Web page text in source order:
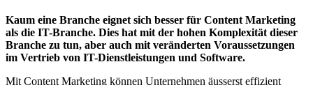
Kaum eine Branche eignet sich besser für Content Marketing
als die IT-Branche. Dies hat mit der hohen Komplexität dieser
Branche zu tun, aber auch mit veränderten Voraussetzungen
im Vertrieb von IT-Dienstleistungen und Software.
Mit Content Marketing können Unternehmen äusserst effizient